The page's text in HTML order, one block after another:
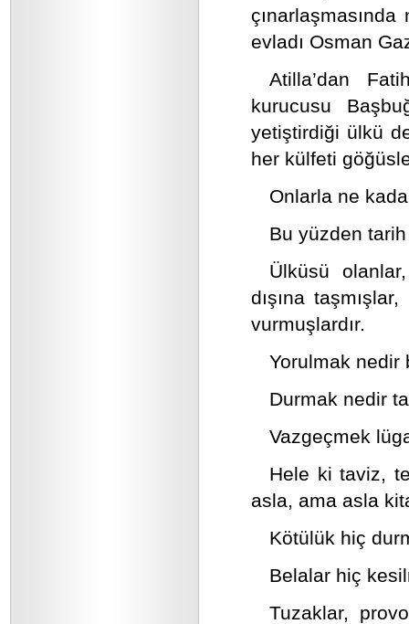
evladı Osman
Atilla’dan
kurucusu
yetiştirdiği ülkü
her külfeti
Onlarla ne
Bu yüzden
Ülküsü
dışına
vurmuşlardır.
Yorulmak nedir
Durmak nedir
Vazgeçmek
Hele ki taviz,
asla, ama asla
Kötülük hiç
Belalar hiç
Tuzaklar,